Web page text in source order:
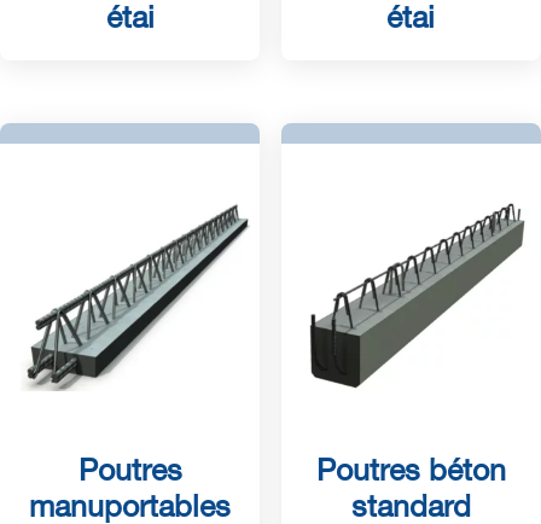
étai
étai
Poutres
manuportables
Poutres béton
standard